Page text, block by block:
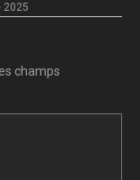
2025
Les champs